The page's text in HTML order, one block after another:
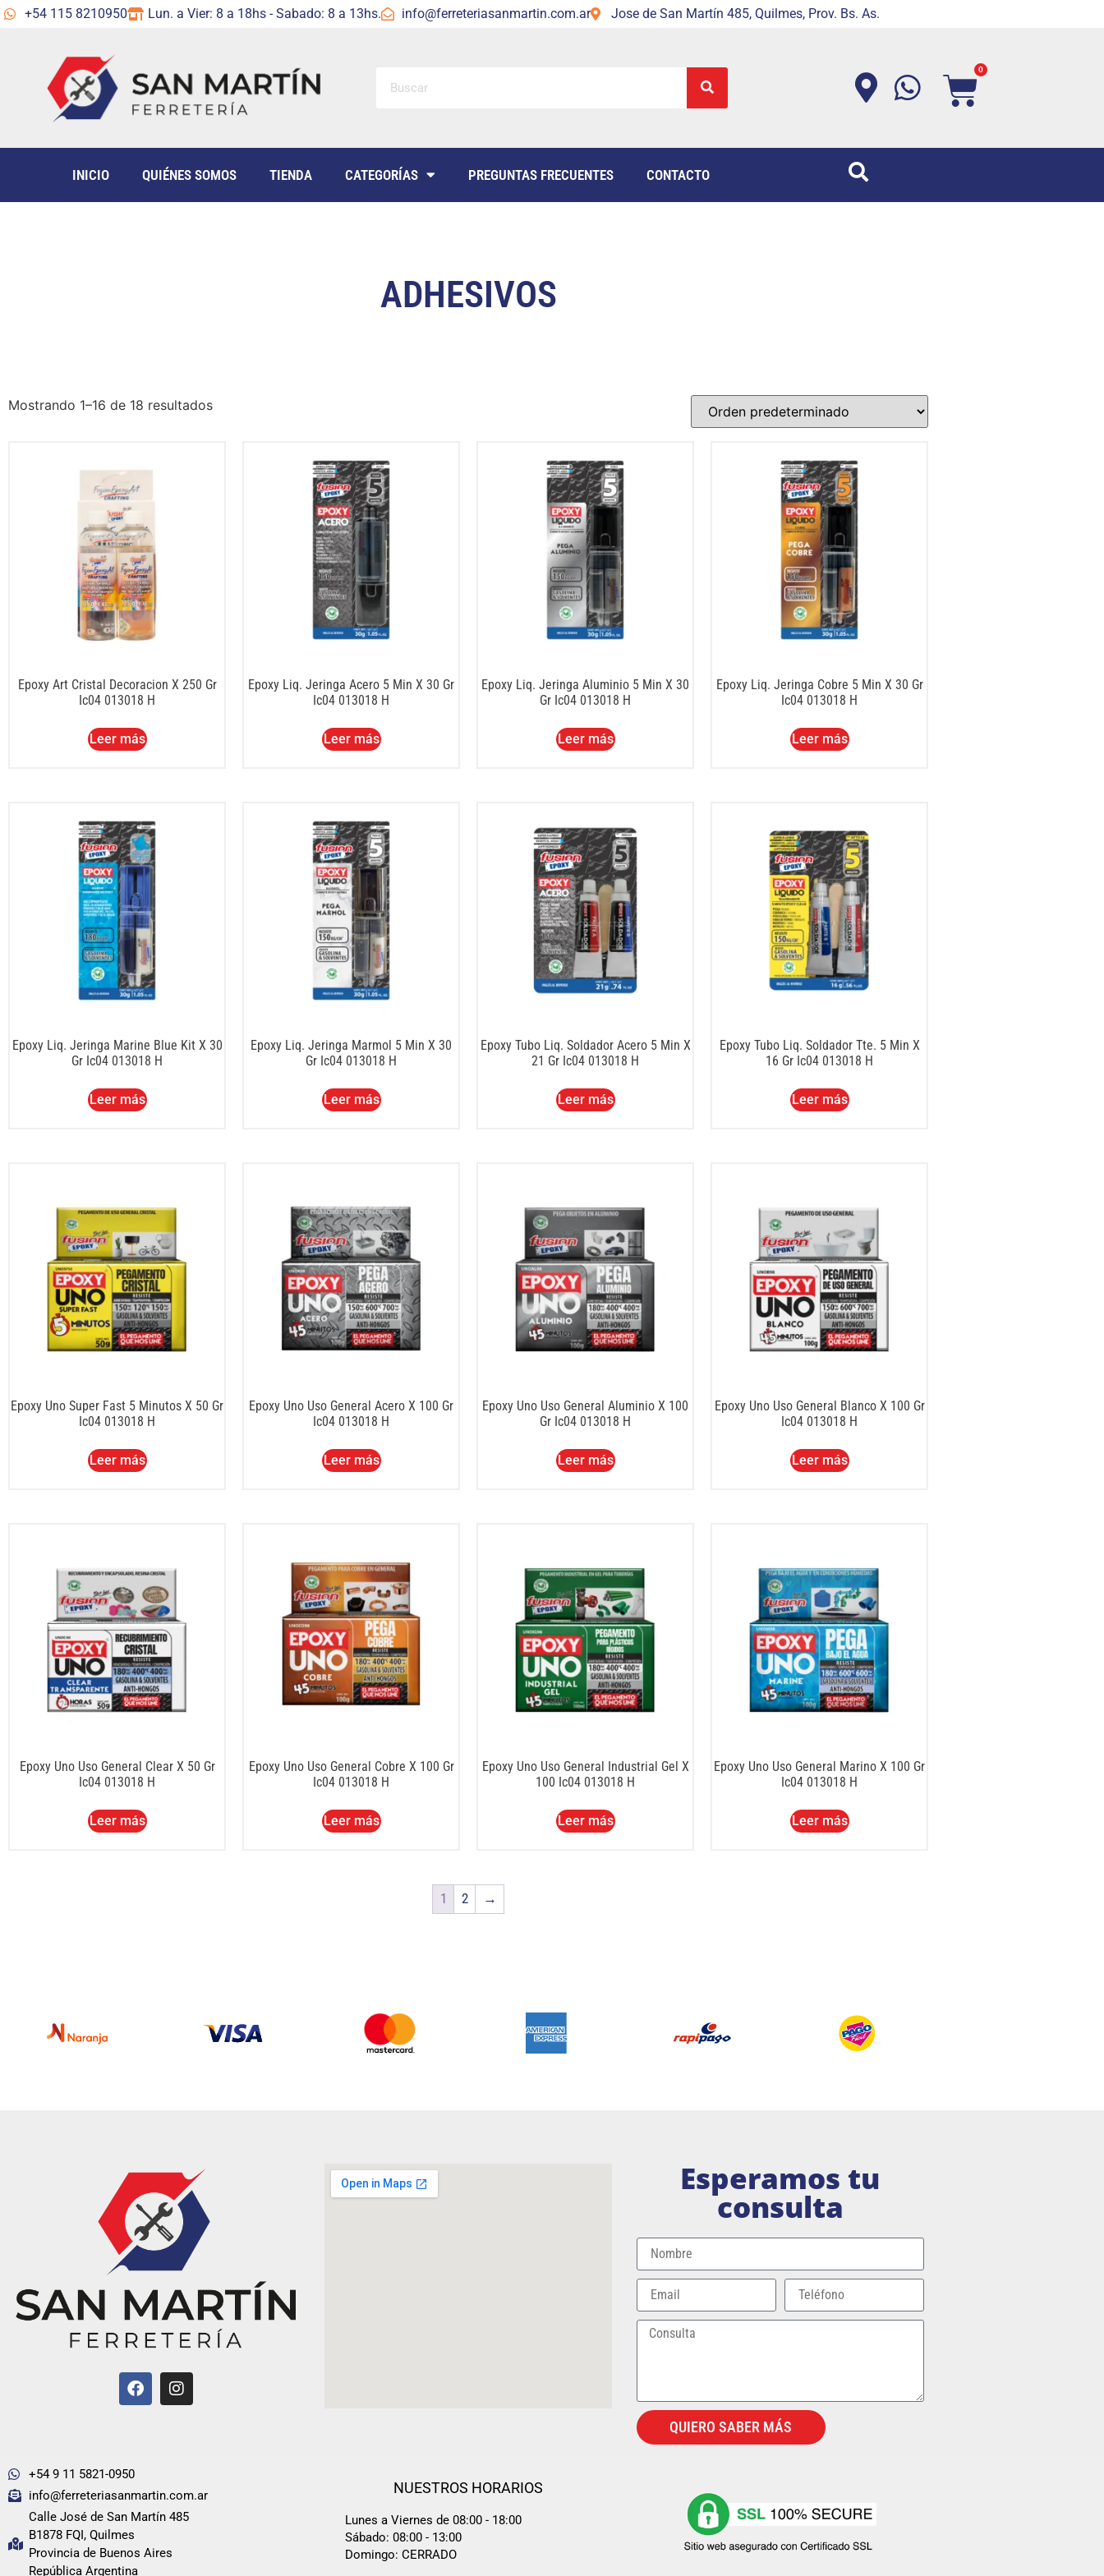
+54 115 8210950 Lun. a Vier: 8 a 18hs - Sabado: 8 a 13hs. info@ferreteriasanmartin.com.ar Jose de San Martín 485, Quilmes, Prov. Bs. As.
0
INICIO QUIÉNES SOMOS TIENDA CATEGORÍAS PREGUNTAS FRECUENTES CONTACTO
ADHESIVOS
Mostrando 1–16 de 18 resultados
Epoxy Art Cristal Decoracion X 250 Gr
Ic04 013018 H
Leer más
Epoxy Liq. Jeringa Acero 5 Min X 30 Gr
Ic04 013018 H
Leer más
Epoxy Liq. Jeringa Aluminio 5 Min X 30
Gr Ic04 013018 H
Leer más
Epoxy Liq. Jeringa Cobre 5 Min X 30 Gr
Ic04 013018 H
Leer más
Epoxy Liq. Jeringa Marine Blue Kit X 30
Gr Ic04 013018 H
Leer más
Epoxy Liq. Jeringa Marmol 5 Min X 30
Gr Ic04 013018 H
Leer más
Epoxy Tubo Liq. Soldador Acero 5 Min X
21 Gr Ic04 013018 H
Leer más
Epoxy Tubo Liq. Soldador Tte. 5 Min X
16 Gr Ic04 013018 H
Leer más
Epoxy Uno Super Fast 5 Minutos X 50 Gr
Ic04 013018 H
Leer más
Epoxy Uno Uso General Acero X 100 Gr
Ic04 013018 H
Leer más
Epoxy Uno Uso General Aluminio X 100
Gr Ic04 013018 H
Leer más
Epoxy Uno Uso General Blanco X 100 Gr
Ic04 013018 H
Leer más
Epoxy Uno Uso General Clear X 50 Gr
Ic04 013018 H
Leer más
Epoxy Uno Uso General Cobre X 100 Gr
Ic04 013018 H
Leer más
Epoxy Uno Uso General Industrial Gel X
100 Ic04 013018 H
Leer más
Epoxy Uno Uso General Marino X 100 Gr
Ic04 013018 H
Leer más
1 2 →
Esperamos tu
consulta
QUIERO SABER MÁS
+54 9 11 5821-0950
info@ferreteriasanmartin.com.ar
Calle José de San Martín 485
B1878 FQI, Quilmes
Provincia de Buenos Aires
República Argentina
NUESTROS HORARIOS
Lunes a Viernes de 08:00 - 18:00
Sábado: 08:00 - 13:00
Domingo: CERRADO